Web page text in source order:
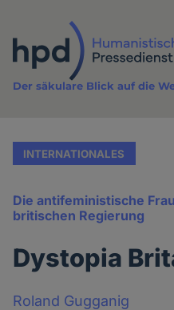
Inhalt
Der säkulare Blick auf die
INTERNATIONALES
Die antifeministische
britischen Regierung
Dystopia
Roland Gugganig